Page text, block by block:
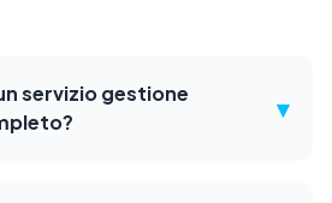
servizio gestione
▾